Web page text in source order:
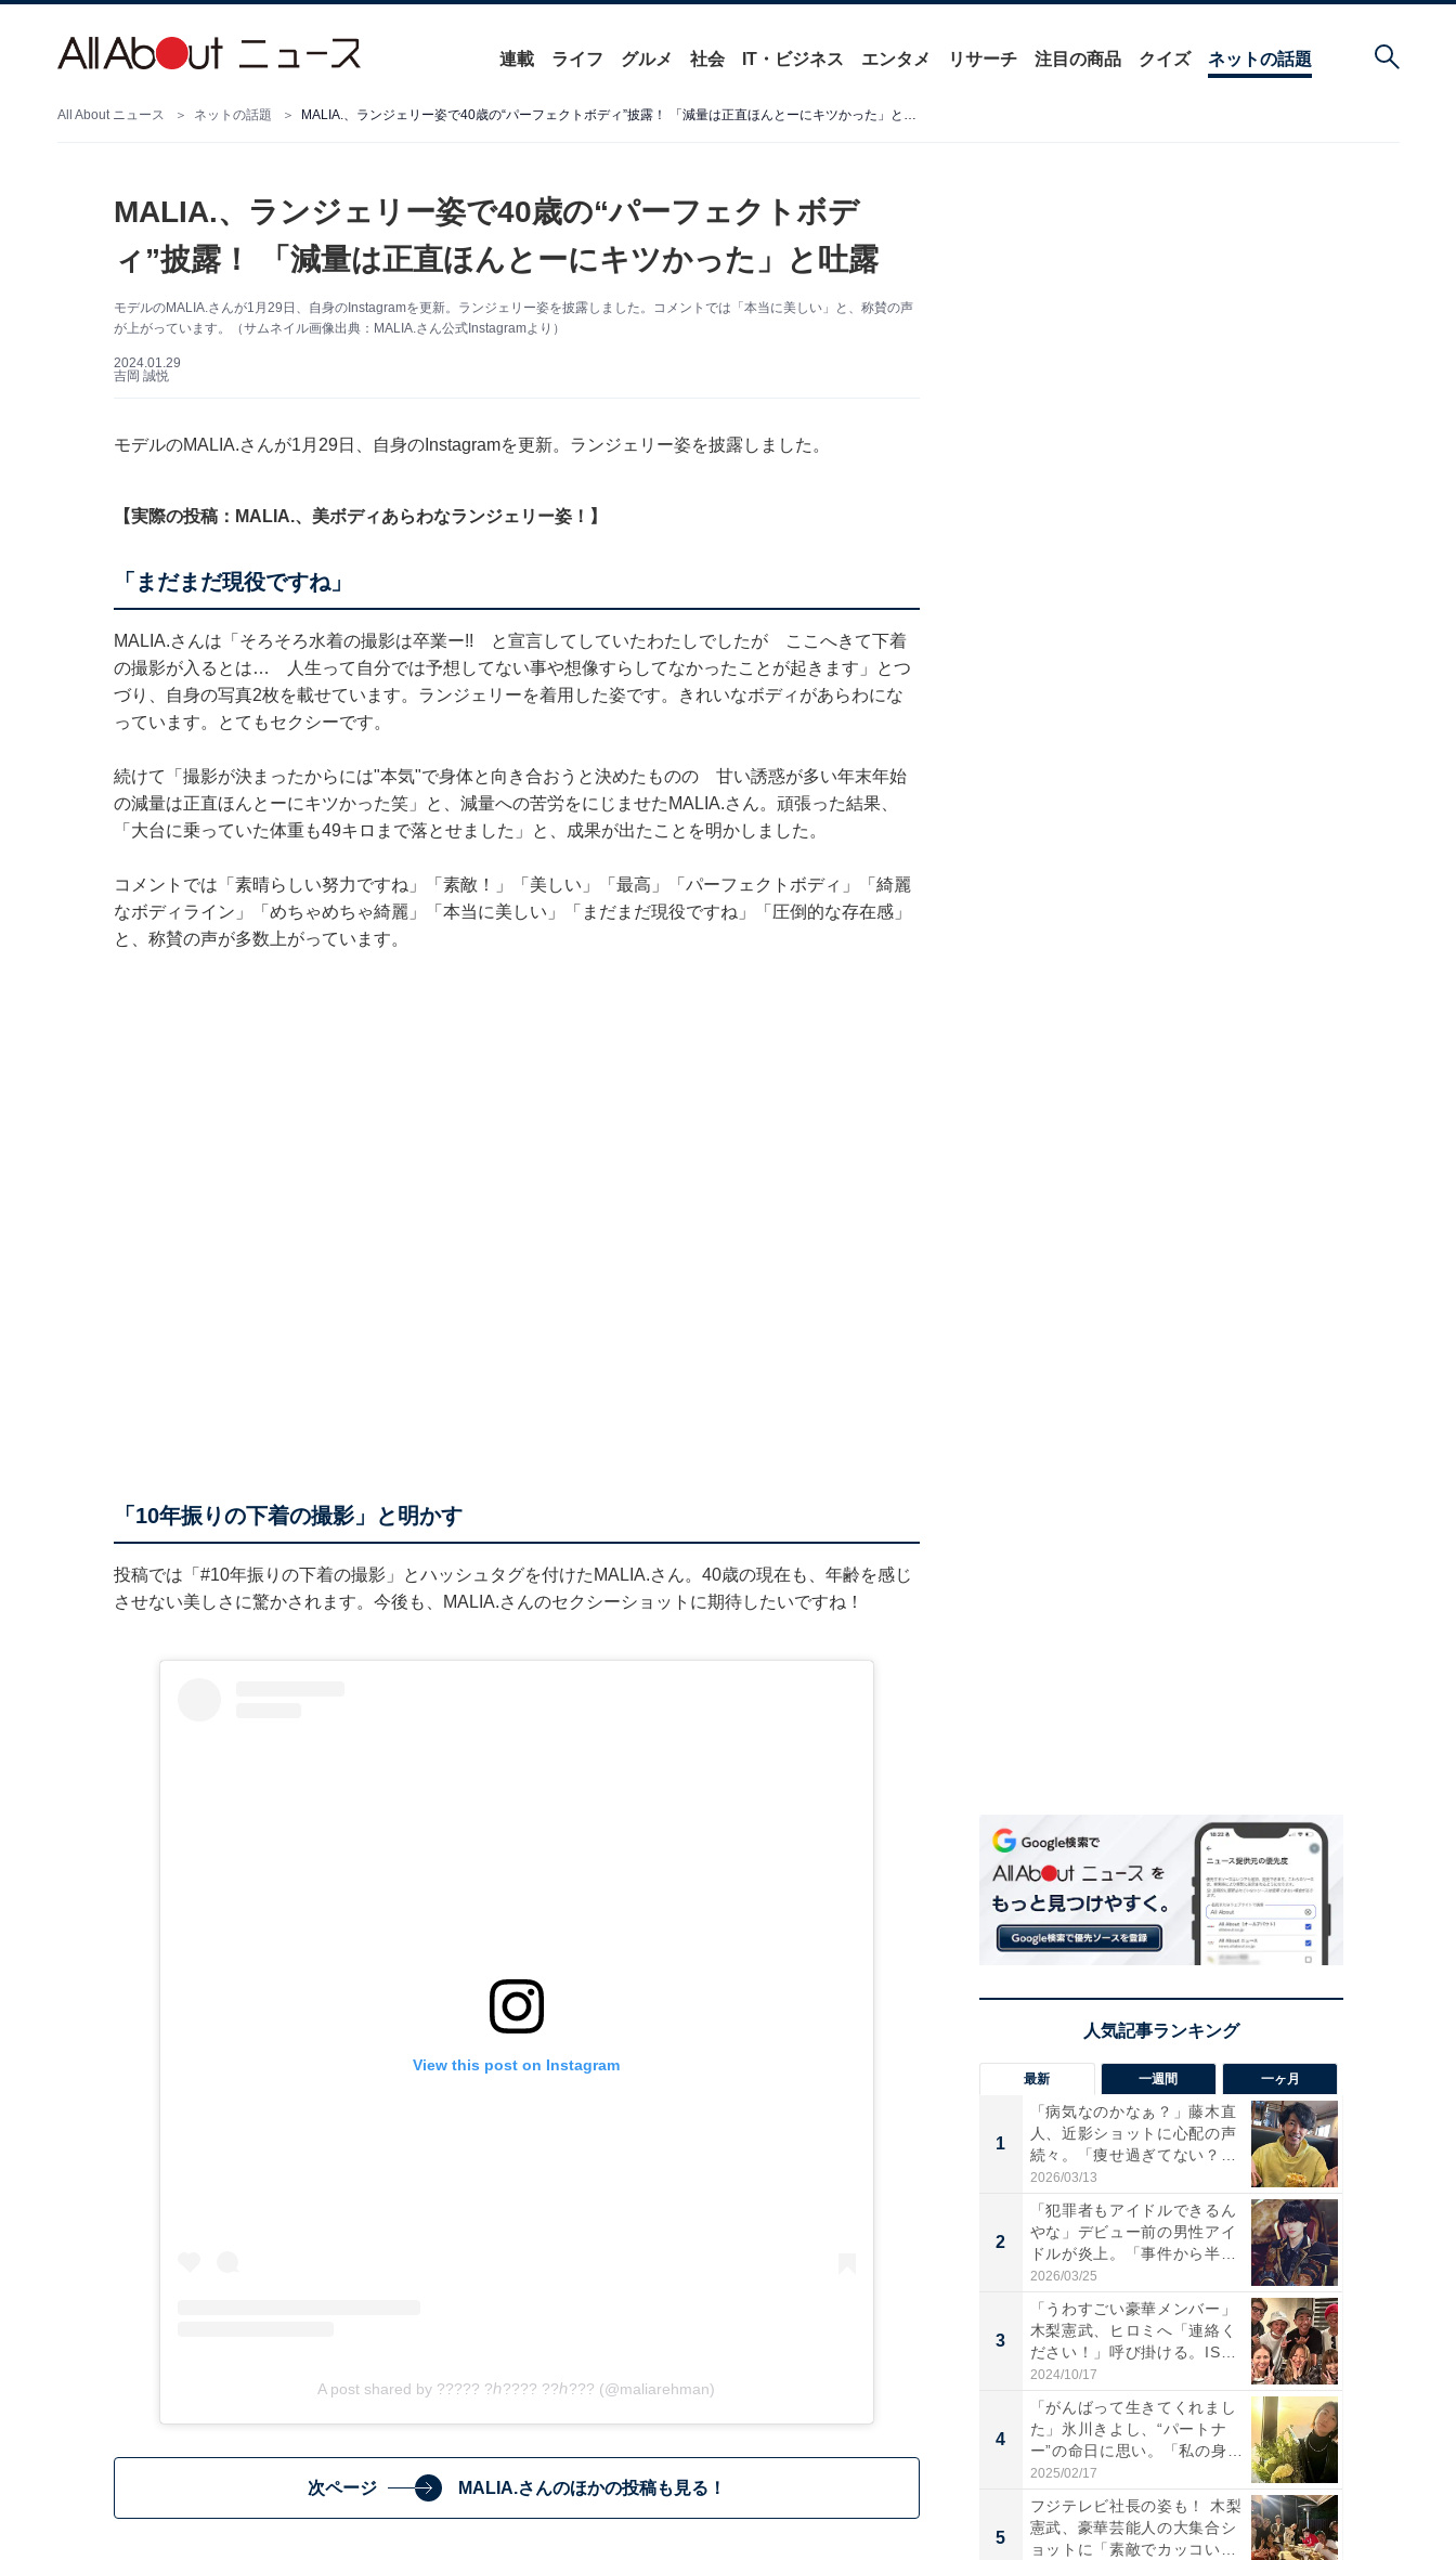
連載 ライフ グルメ 社会 IT・ビジネス エンタメ リサーチ 注目の商品 クイズ ネットの話題
All About ニュース ネットの話題 MALIA.、ランジェリー姿で40歳の“パーフェクトボディ”披露！ 「減量は正直ほんとーにキツかった」と吐露
MALIA.、ランジェリー姿で40歳の“パーフェクトボデ
ィ”披露！ 「減量は正直ほんとーにキツかった」と吐露
モデルのMALIA.さんが1月29日、自身のInstagramを更新。ランジェリー姿を披露しました。コメントでは「本当に美しい」と、称賛の声
が上がっています。（サムネイル画像出典：MALIA.さん公式Instagramより）
2024.01.29
吉岡 誠悦
モデルのMALIA.さんが1月29日、自身のInstagramを更新。ランジェリー姿を披露しました。
【実際の投稿：MALIA.、美ボディあらわなランジェリー姿！】
「まだまだ現役ですね」
MALIA.さんは「そろそろ水着の撮影は卒業ー!! と宣言してしていたわたしでしたが ここへきて下着
の撮影が入るとは… 人生って自分では予想してない事や想像すらしてなかったことが起きます」とつ
づり、自身の写真2枚を載せています。ランジェリーを着用した姿です。きれいなボディがあらわにな
っています。とてもセクシーです。
続けて「撮影が決まったからには"本気"で身体と向き合おうと決めたものの 甘い誘惑が多い年末年始
の減量は正直ほんとーにキツかった笑」と、減量への苦労をにじませたMALIA.さん。頑張った結果、
「大台に乗っていた体重も49キロまで落とせました」と、成果が出たことを明かしました。
コメントでは「素晴らしい努力ですね」「素敵！」「美しい」「最高」「パーフェクトボディ」「綺麗
なボディライン」「めちゃめちゃ綺麗」「本当に美しい」「まだまだ現役ですね」「圧倒的な存在感」
と、称賛の声が多数上がっています。
「10年振りの下着の撮影」と明かす
投稿では「#10年振りの下着の撮影」とハッシュタグを付けたMALIA.さん。40歳の現在も、年齢を感じ
させない美しさに驚かされます。今後も、MALIA.さんのセクシーショットに期待したいですね！
View this post on Instagram
A post shared by ????? ?ℎ???? ??ℎ??? (@maliarehman)
次ページ MALIA.さんのほかの投稿も見る！
最新 一週間 一ヶ月
1
「病気なのかなぁ？」藤木直
人、近影ショットに心配の声
続々。「痩せ過ぎてない？」
「...
2026/03/13
2
「犯罪者もアイドルできるん
やな」デビュー前の男性アイ
ドルが炎上。「事件から半年
も...
2026/03/25
3
「うわすごい豪華メンバー」
木梨憲武、ヒロミへ「連絡く
ださい！」呼び掛ける。IS
S...
2024/10/17
4
「がんばって生きてくれまし
た」氷川きよし、“パートナ
ー”の命日に思い。「私の身
体...
2025/02/17
5
フジテレビ社長の姿も！ 木梨
憲武、豪華芸能人の大集合シ
ョットに「素敵でカッコい